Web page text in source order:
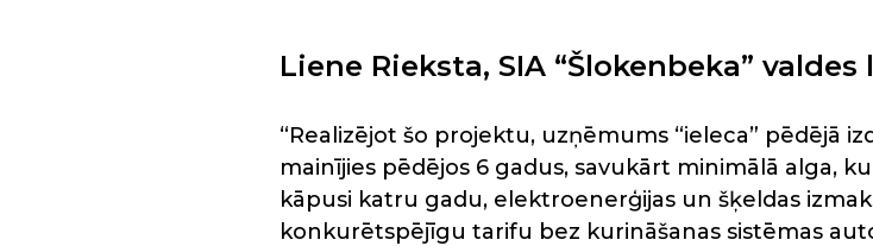
Liene Rieksta, SIA “Šlokenbeka” valdes
“Realizējot šo projektu, uzņēmums “ieleca” pēdējā
mainījies pēdējos 6 gadus, savukārt minimālā alga,
kāpusi katru gadu, elektroenerģijas un šķeldas
konkurētspējīgu tarifu bez kurināšanas sistēmas